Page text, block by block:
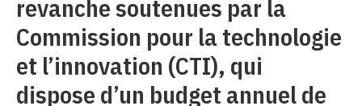
revanche soutenues par la
Commission pour la technologie
et l’innovation (CTI), qui
dispose d’un budget annuel de